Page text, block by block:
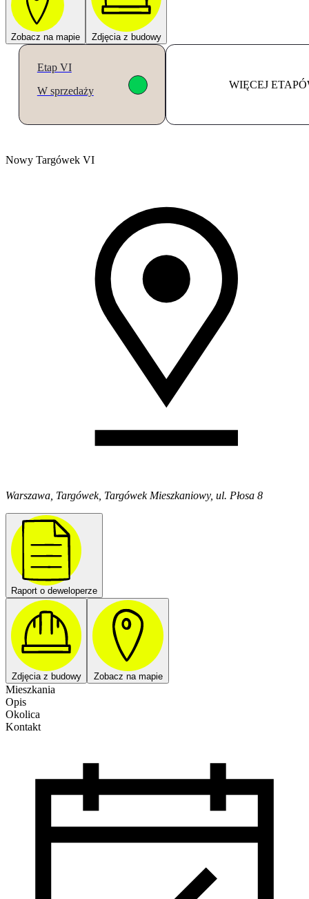
Zobacz na mapie Zdjęcia z budowy
Etap VI
W sprzedaży
WIĘCEJ
Nowy Targówek VI
Warszawa, Targówek, Targówek Mieszkaniowy, ul. Płosa 8
Raport o deweloperze
Zdjęcia z budowy Zobacz na mapie
Mieszkania
Opis
Okolica
Kontakt